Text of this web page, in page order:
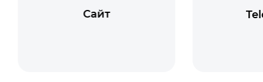
Сайт